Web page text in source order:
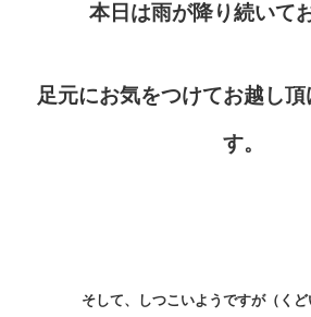
本日は雨が降り続いて
足元にお気をつけてお越し
す。
そして、しつこいようですが（くど